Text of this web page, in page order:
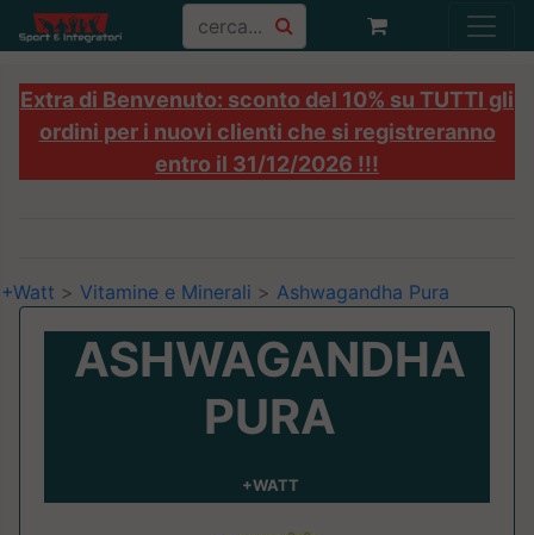
Extra di Benvenuto: sconto del 10% su TUTTI gli
ordini per i nuovi clienti che si registreranno
entro il 31/12/2026 !!!
+Watt > Vitamine e Minerali > Ashwagandha Pura
ASHWAGANDHA
PURA
+WATT